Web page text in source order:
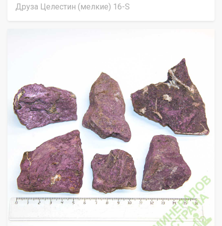
Друза Целестин (мелкие) 16-S